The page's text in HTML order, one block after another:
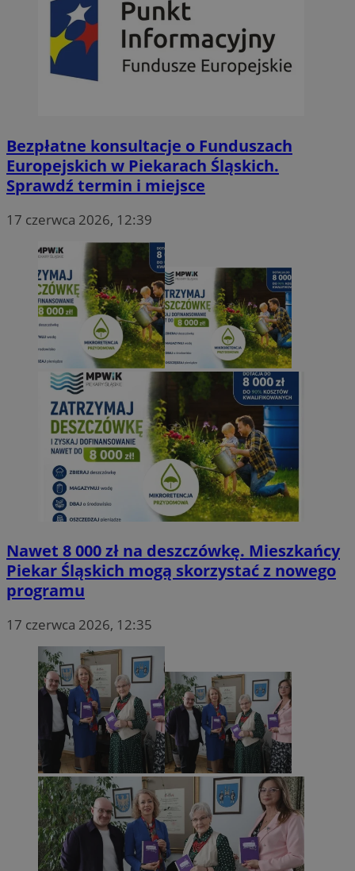
Bezpłatne konsultacje o Funduszach
Europejskich w Piekarach Śląskich.
Sprawdź termin i miejsce
17 czerwca 2026, 12:39
Nawet 8 000 zł na deszczówkę. Mieszkańcy
Piekar Śląskich mogą skorzystać z nowego
programu
17 czerwca 2026, 12:35